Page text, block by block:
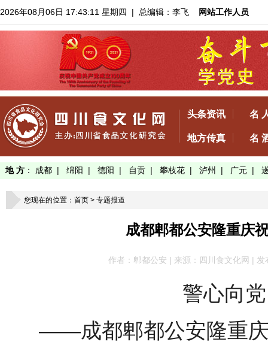
2026年08月06日 17:43:13 星期四 | 总编辑：李飞 网站工作人员
头条资讯 名
地方传真 名
地 方 ： 成都 | 绵阳 | 德阳 | 自贡 | 攀枝花 | 泸州 | 广元 |
您现在的位置： 首页 > 专题报道
成都郫都公安隆重庆
作者：郫都公安 | 来源：四川食文化网 |
警心向
——成都郫都公安隆重